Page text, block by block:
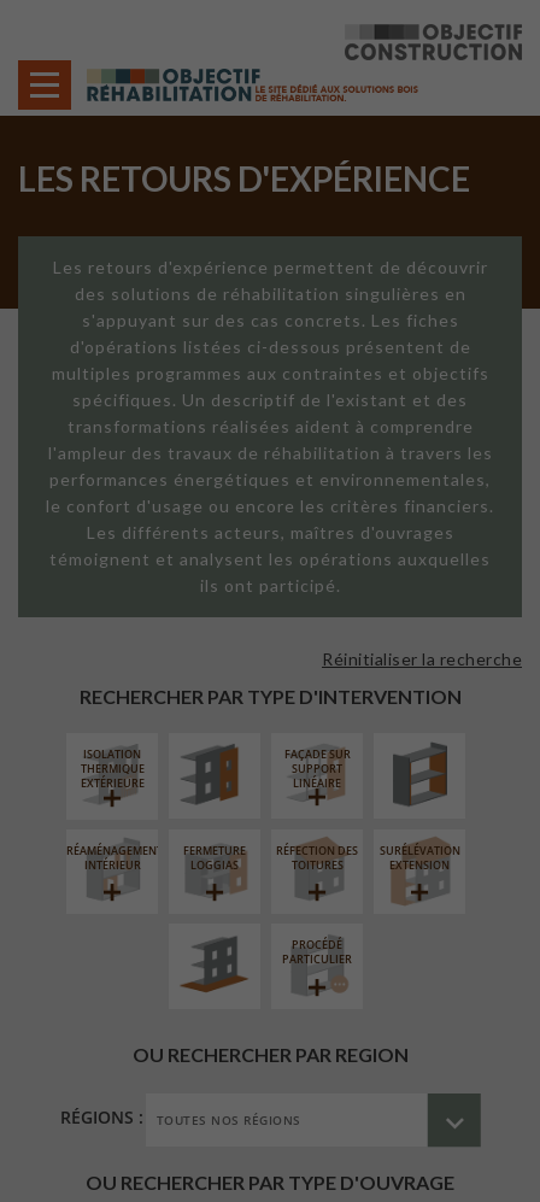
LES RETOURS D'EXPÉRIENCE
Les retours d'expérience permettent de découvrir
des solutions de réhabilitation singulières en
s'appuyant sur des cas concrets. Les fiches
d'opérations listées ci-dessous présentent de
multiples programmes aux contraintes et objectifs
spécifiques. Un descriptif de l'existant et des
transformations réalisées aident à comprendre
l'ampleur des travaux de réhabilitation à travers les
performances énergétiques et environnementales,
le confort d'usage ou encore les critères financiers.
Les différents acteurs, maîtres d'ouvrages
témoignent et analysent les opérations auxquelles
ils ont participé.
RECHERCHER PAR TYPE D'INTERVENTION
Réinitialiser la recherche
ISOLATION
THERMIQUE
EXTÉRIEURE
FAÇADE SUR
SUPPORT
LINÉAIRE
ISOLATION
INTÉRIEURE
RÉAMÉNAGEMENT
INTÉRIEUR
FERMETURE
LOGGIAS
RÉFECTION DES
TOITURES
SURÉLÉVATION
EXTENSION
AMÉNAGEMENT
EXTÉRIEUR
PROCÉDÉ
PARTICULIER
OU RECHERCHER PAR REGION
RÉGIONS :
OU RECHERCHER PAR TYPE D'OUVRAGE